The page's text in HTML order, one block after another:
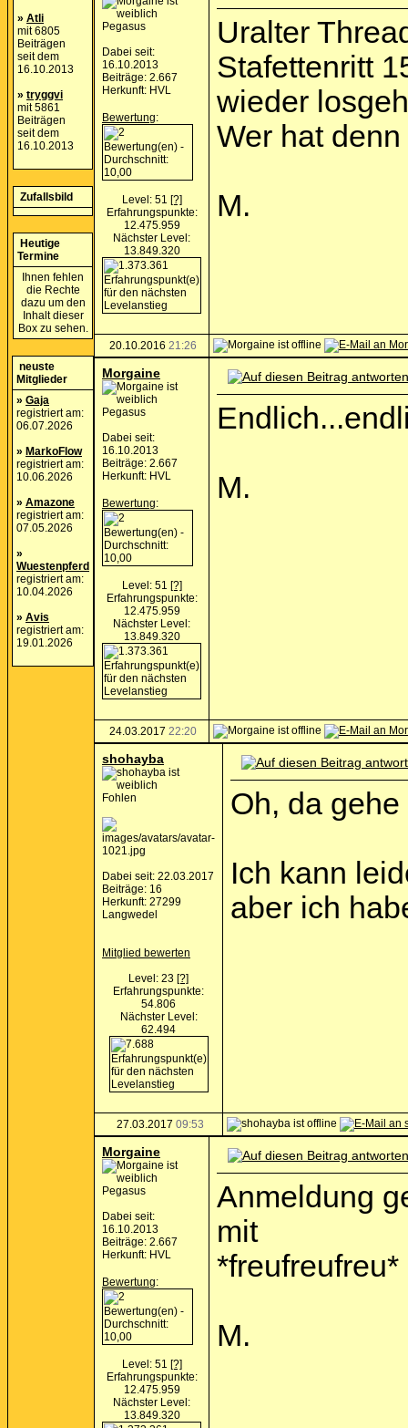
» Atli
mit 6805
Beiträgen
seit dem
16.10.2013
» tryggvi
mit 5861
Beiträgen
seit dem
16.10.2013
Zufallsbild
Heutige
Termine
Ihnen fehlen
die Rechte
dazu um den
Inhalt dieser
Box zu sehen.
neuste
Mitglieder
» Gaja
registriert am:
06.07.2026
» MarkoFlow
registriert am:
10.06.2026
» Amazone
registriert am:
07.05.2026
»
Wuestenpferd
registriert am:
10.04.2026
» Avis
registriert am:
19.01.2026
Pegasus
Dabei seit:
16.10.2013
Beiträge: 2.667
Herkunft: HVL
Bewertung:
Level: 51 [?]
Erfahrungspunkte:
12.475.959
Nächster Level:
13.849.320
Uralter
Stafettenritt
wieder
Wer hat
M.
20.10.2016 21:26
Morgaine
Pegasus
Dabei seit:
16.10.2013
Beiträge: 2.667
Herkunft: HVL
Bewertung:
Level: 51 [?]
Erfahrungspunkte:
12.475.959
Nächster Level:
13.849.320
M.
24.03.2017 22:20
shohayba
Fohlen
Dabei seit: 22.03.2017
Beiträge: 16
Herkunft: 27299
Langwedel
Mitglied bewerten
Level: 23 [?]
Erfahrungspunkte:
54.806
Nächster Level:
62.494
Oh, da
Ich kann
aber ich
27.03.2017 09:53
Morgaine
Pegasus
Dabei seit:
16.10.2013
Beiträge: 2.667
Herkunft: HVL
Bewertung:
Level: 51 [?]
Erfahrungspunkte:
12.475.959
Nächster Level:
13.849.320
Anmeldung
mit
*freufreufreu*
M.